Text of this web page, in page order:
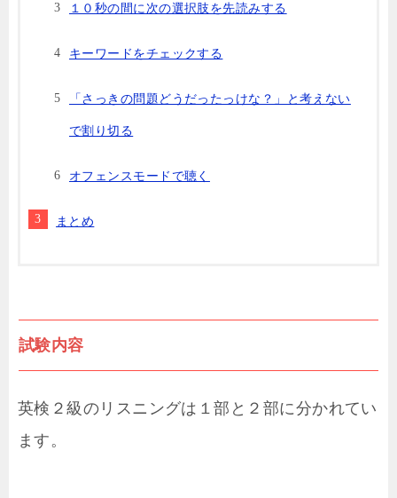
１０秒の間に次の選択肢を先読みする
キーワードをチェックする
「さっきの問題どうだったっけな？」と考えない
で割り切る
オフェンスモードで聴く
まとめ
試験内容
英検２級のリスニングは１部と２部に分かれてい
ます。